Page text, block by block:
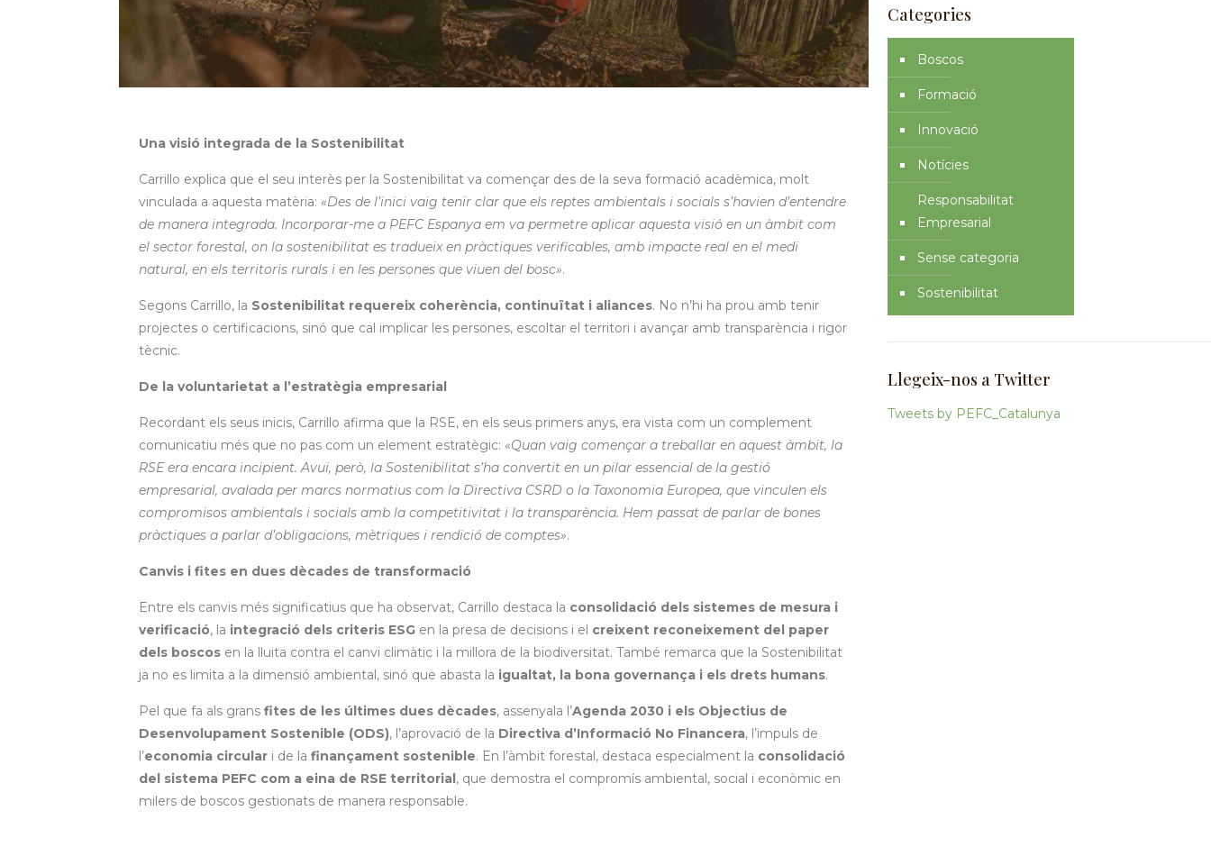
Una visió integrada de la Sostenibilitat
Carrillo explica que el seu interès per la Sostenibilitat va començar des de la seva formació acadèmica, molt
vinculada a aquesta matèria: «Des de l’inici vaig tenir clar que els reptes ambientals i socials s’havien d’entendre
de manera integrada. Incorporar-me a PEFC Espanya em va permetre aplicar aquesta visió en un àmbit com
el sector forestal, on la sostenibilitat es tradueix en pràctiques verificables, amb impacte real en el medi
natural, en els territoris rurals i en les persones que viuen del bosc».
Segons Carrillo, la Sostenibilitat requereix coherència, continuïtat i aliances. No n’hi ha prou amb tenir
projectes o certificacions, sinó que cal implicar les persones, escoltar el territori i avançar amb transparència i rigor
tècnic.
De la voluntarietat a l’estratègia empresarial
Recordant els seus inicis, Carrillo afirma que la RSE, en els seus primers anys, era vista com un complement
comunicatiu més que no pas com un element estratègic: «Quan vaig començar a treballar en aquest àmbit, la
RSE era encara incipient. Avui, però, la Sostenibilitat s’ha convertit en un pilar essencial de la gestió
empresarial, avalada per marcs normatius com la Directiva CSRD o la Taxonomia Europea, que vinculen els
compromisos ambientals i socials amb la competitivitat i la transparència. Hem passat de parlar de bones
pràctiques a parlar d’obligacions, mètriques i rendició de comptes».
Canvis i fites en dues dècades de transformació
Entre els canvis més significatius que ha observat, Carrillo destaca la consolidació dels sistemes de mesura i
verificació, la integració dels criteris ESG en la presa de decisions i el creixent reconeixement del paper
dels boscos en la lluita contra el canvi climàtic i la millora de la biodiversitat. També remarca que la Sostenibilitat
ja no es limita a la dimensió ambiental, sinó que abasta la igualtat, la bona governança i els drets humans.
Pel que fa als grans fites de les últimes dues dècades, assenyala l’Agenda 2030 i els Objectius de
Desenvolupament Sostenible (ODS), l’aprovació de la Directiva d’Informació No Financera, l’impuls de
l’economia circular i de la finançament sostenible. En l’àmbit forestal, destaca especialment la consolidació
del sistema PEFC com a eina de RSE territorial, que demostra el compromís ambiental, social i econòmic en
milers de boscos gestionats de manera responsable.
Categories
Boscos
Formació
Innovació
Notícies
Responsabilitat
Empresarial
Sense categoria
Sostenibilitat
Llegeix-nos a Twitter
Tweets by PEFC_Catalunya